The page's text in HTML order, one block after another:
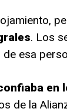
. Los
esa
en
de la